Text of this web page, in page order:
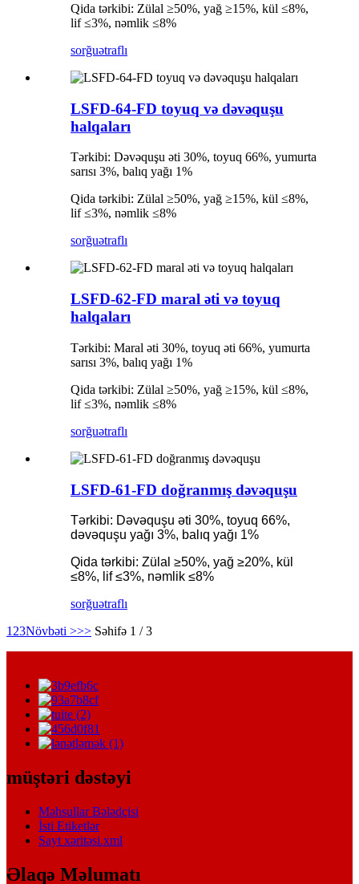
Qida tərkibi: Zülal ≥50%, yağ ≥15%, kül ≤8%,
lif ≤3%, nəmlik ≤8%
sorğuətraflı
LSFD-64-FD toyuq və dəvəquşu
halqaları
Tərkibi: Dəvəquşu əti 30%, toyuq 66%, yumurta
sarısı 3%, balıq yağı 1%
Qida tərkibi: Zülal ≥50%, yağ ≥15%, kül ≤8%,
lif ≤3%, nəmlik ≤8%
sorğuətraflı
LSFD-62-FD maral əti və toyuq
halqaları
Tərkibi: Maral əti 30%, toyuq əti 66%, yumurta
sarısı 3%, balıq yağı 1%
Qida tərkibi: Zülal ≥50%, yağ ≥15%, kül ≤8%,
lif ≤3%, nəmlik ≤8%
sorğuətraflı
LSFD-61-FD doğranmış dəvəquşu
Tərkibi: Dəvəquşu əti 30%, toyuq 66%,
dəvəquşu yağı 3%, balıq yağı 1%
Qida tərkibi: Zülal ≥50%, yağ ≥20%, kül
≤8%, lif ≤3%, nəmlik ≤8%
sorğuətraflı
1 23Növbəti >>> Səhifə 1 / 3
müştəri dəstəyi
Məhsullar Bələdçisi
İsti Etiketlər
Sayt xəritəsi.xml
Əlaqə Məlumatı